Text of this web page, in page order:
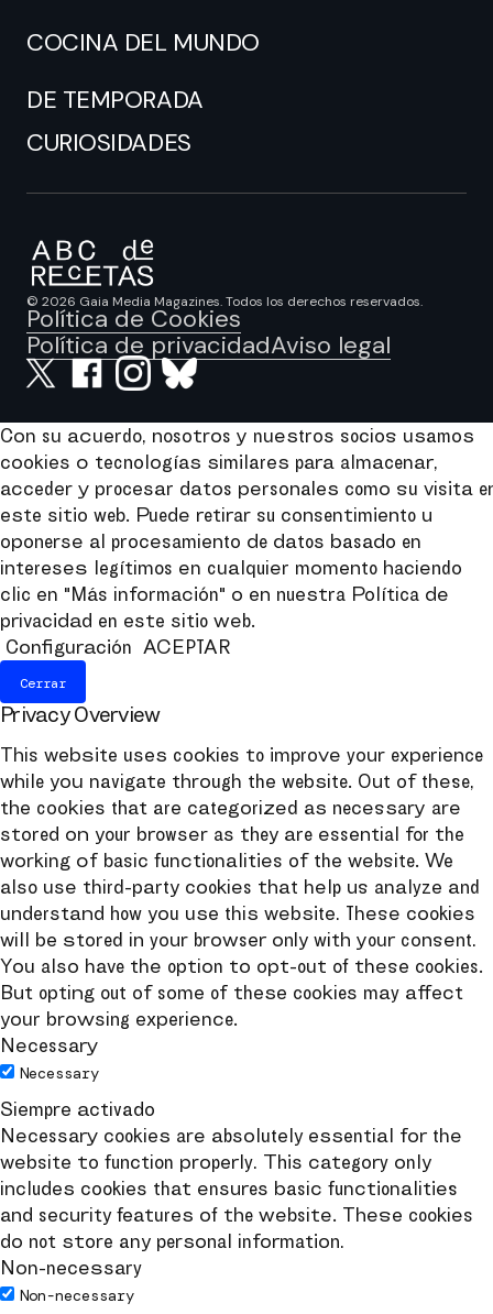
COCINA DEL MUNDO
DE TEMPORADA
CURIOSIDADES
© 2026 Gaia Media Magazines. Todos los derechos reservados.
Política de Cookies
Política de privacidadAviso legal
Con su acuerdo, nosotros y nuestros socios usamos
cookies o tecnologías similares para almacenar,
acceder y procesar datos personales como su visita
este sitio web. Puede retirar su consentimiento u
oponerse al procesamiento de datos basado en
intereses legítimos en cualquier momento haciendo
clic en "Más información" o en nuestra Política de
privacidad en este sitio web.
Configuración
ACEPTAR
Cerrar
Privacy Overview
This website uses cookies to improve your experience
while you navigate through the website. Out of these,
the cookies that are categorized as necessary are
stored on your browser as they are essential for the
working of basic functionalities of the website. We
also use third-party cookies that help us analyze and
understand how you use this website. These cookies
will be stored in your browser only with your consent.
You also have the option to opt-out of these cookies.
But opting out of some of these cookies may affect
your browsing experience.
Necessary
Necessary
Siempre activado
Necessary cookies are absolutely essential for the
website to function properly. This category only
includes cookies that ensures basic functionalities
and security features of the website. These cookies
do not store any personal information.
Non-necessary
Non-necessary